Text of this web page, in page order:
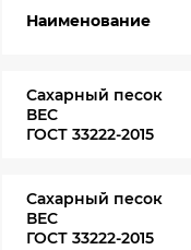
Наименование
Сахарный песок
ВЕС
ГОСТ 33222-2015
Сахарный песок
ВЕС
ГОСТ 33222-2015